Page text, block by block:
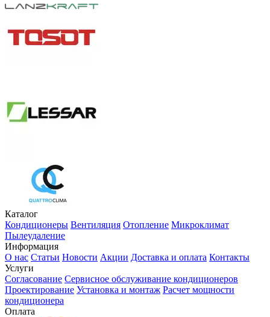
Каталог
Кондиционеры Вентиляция Отопление Микроклимат
Пылеудаление
Информация
О нас Статьи Новости Акции Доставка и оплата Контакты
Услуги
Согласование Сервисное обслуживание кондиционеров
Проектирование Установка и монтаж Расчет мощности
кондиционера
Оплата